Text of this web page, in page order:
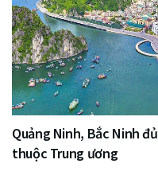
Quảng Ninh, Bắc Ninh
thuộc Trung ương